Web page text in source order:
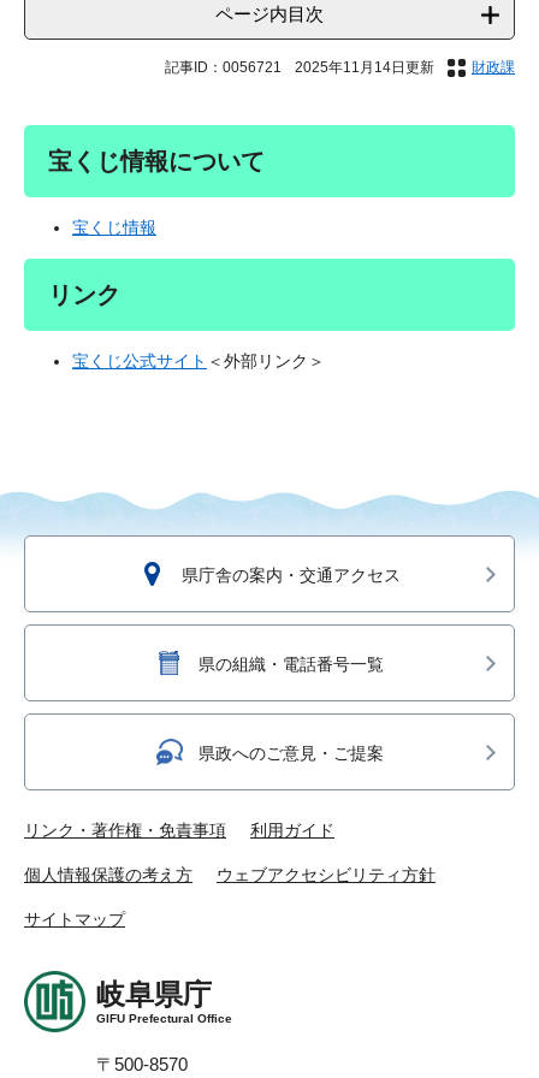
ページ内目次
記事ID：0056721 2025年11月14日更新 財政課
宝くじ情報について
宝くじ情報
リンク
宝くじ公式サイト ＜外部リンク＞
県庁舎の案内・交通アクセス
県の組織・電話番号一覧
県政へのご意見・ご提案
リンク・著作権・免責事項 利用ガイド
個人情報保護の考え方 ウェブアクセシビリティ方針
サイトマップ
岐阜県庁
GIFU Prefectural Office
〒500-8570